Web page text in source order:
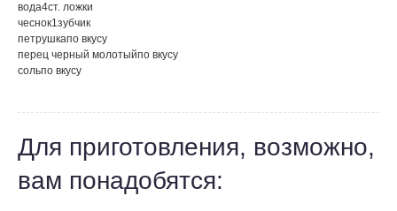
вода4ст. ложки
чеснок1зубчик
петрушкапо вкусу
перец черный молотыйпо вкусу
сольпо вкусу
Для приготовления, возможно,
вам понадобятся: